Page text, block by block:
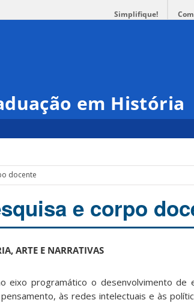
Simplifique!
em História
docente
e corpo
ARTE E NARRATIVAS
eixo programático o desenvolvimento de
às redes intelectuais e às